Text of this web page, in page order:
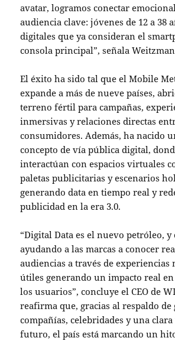
avatar, logramos conectar
audiencia clave: jóvenes de 12 a 38
digitales que ya consideran el
consola principal”, señala
El éxito ha sido tal que el Mobile
expande a más de nueve países,
terreno fértil para campañas,
inmersivas y relaciones directas
consumidores. Además, ha nacido
concepto de vía pública digital,
interactúan con espacios virtuales
paletas publicitarias y escenarios
generando data en tiempo real y
publicidad en la era 3.0.
“Digital Data es el nuevo petróleo, y
ayudando a las marcas a conocer
audiencias a través de experiencias
útiles generando un impacto real
los usuarios”, concluye el CEO de
reafirma que, gracias al respaldo de
compañías, celebridades y una
futuro, el país está marcando un